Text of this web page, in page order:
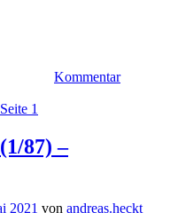
Kommentar
87) –
2021 von andreas.heckt